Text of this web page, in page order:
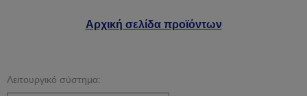
Αρχική σελίδα προϊόντων
Λειτουργικό σύστημα: